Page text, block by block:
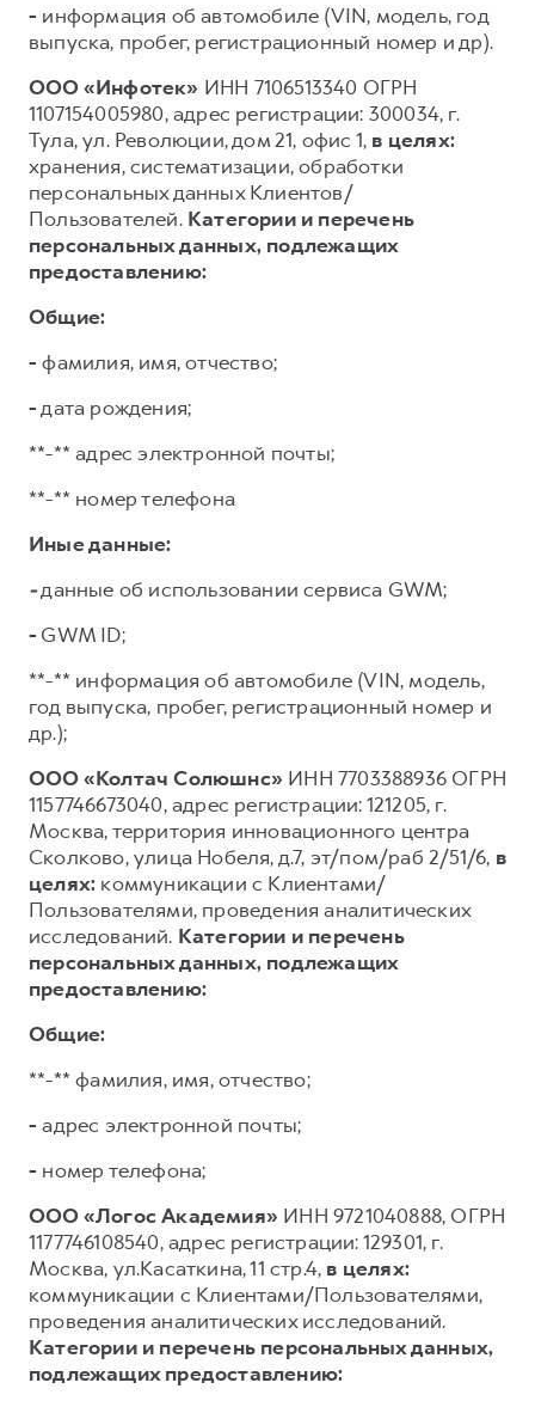
- информация об автомобиле (VIN, модель, год
выпуска, пробег, регистрационный номер и др).
ООО «Инфотек» ИНН 7106513340 ОГРН
1107154005980, адрес регистрации: 300034, г.
Тула, ул. Революции, дом 21, офис 1, в целях:
хранения, систематизации, обработки
персональных данных Клиентов/
Пользователей. Категории и перечень
персональных данных, подлежащих
предоставлению:
Общие:
- фамилия, имя, отчество;
-дата рождения;
**-** адрес электронной почты;
**-** номер телефона
Иные данные:
-данные об использовании сервиса GWM;
- GWM ID;
**-** информация об автомобиле (VIN, модель,
год выпуска, пробег, регистрационный номер и
др.);
ООО «Колтач Солюшнс» ИНН 7703388936 ОГРН
1157746673040, адрес регистрации: 121205, г.
Москва, территория инновационного центра
Сколково, улица Нобеля, д.7, эт/пом/раб 2/51/6, в
целях: коммуникации с Клиентами/
Пользователями, проведения аналитических
исследований. Категории и перечень
персональных данных, подлежащих
предоставлению:
Общие:
**-** фамилия, имя, отчество;
- адрес электронной почты;
- номер телефона;
ООО «Логос Академия» ИНН 9721040888, ОГРН
1177746108540, адрес регистрации: 129301, г.
Москва, ул.Касаткина, 11 стр.4, в целях:
коммуникации с Клиентами/Пользователями,
проведения аналитических исследований.
Категории и перечень персональных данных,
подлежащих предоставлению: